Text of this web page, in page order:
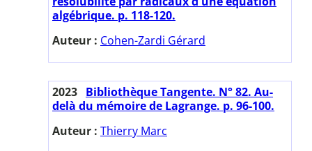
algébrique. p. 118-120.
Auteur : Cohen-Zardi Gérard
2023 Bibliothèque Tangente. N° 82. Au-
delà du mémoire de Lagrange. p. 96-100.
Auteur : Thierry Marc